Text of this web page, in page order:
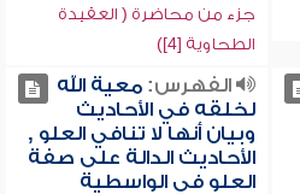
جزء من محاضرة ( العقيدة
الطحاوية [4])
الفهرس:معية الله
لخلقه في الأحاديث
وبيان أنها لا تنافي العلو ,
الأحاديث الدالة على صفة
العلو في الواسطية